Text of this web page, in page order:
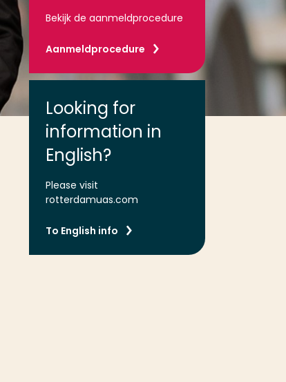
Bekijk de aanmeldprocedure
Aanmeldprocedure
Looking for
information in
English?
Please visit
rotterdamuas.com
To English info